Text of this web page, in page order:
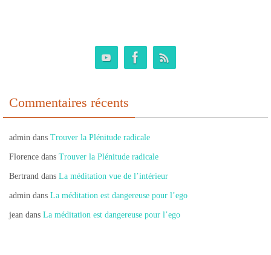
Commentaires récents
admin dans Trouver la Plénitude radicale
Florence dans Trouver la Plénitude radicale
Bertrand dans La méditation vue de l’intérieur
admin dans La méditation est dangereuse pour l’ego
jean dans La méditation est dangereuse pour l’ego